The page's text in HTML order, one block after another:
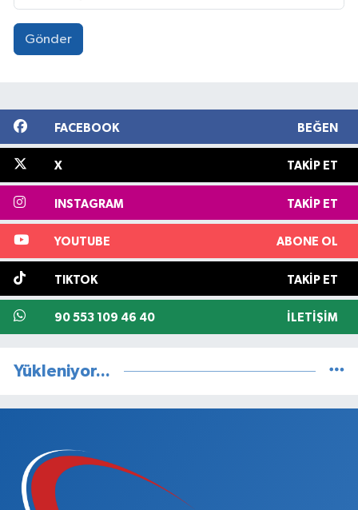
Gönder
FACEBOOK BEĞEN
X TAKIP ET
INSTAGRAM TAKIP ET
YOUTUBE ABONE OL
TIKTOK TAKIP ET
90 553 109 46 40 İLETIŞIM
Yükleniyor...